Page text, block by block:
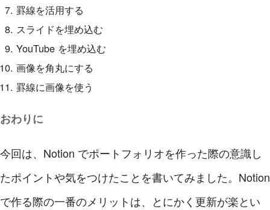
罫線を活用する
スライドを埋め込む
YouTube を埋め込む
画像を角丸にする
罫線に画像を使う
おわりに
今回は、Notion でポートフォリオを作った際の意識し
たポイントや気をつけたことを書いてみました。Notion
で作る際の一番のメリットは、とにかく更新が楽とい